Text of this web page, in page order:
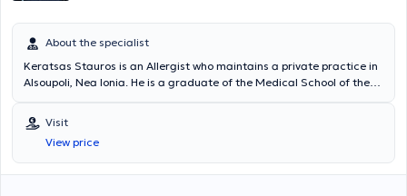
About the specialist
Keratsas Stauros is an Allergist who maintains a private practice in
Alsoupoli, Nea Ionia. He is a graduate of the Medical School of the
specialty training at the General Hospital of Athens "Laiko".
Currently, at his private practice, he offers a wide range of
specialized services that fully meet the patients' needs and ensure
their safety. Additionally, since 2012, he has been a Scientific
Visit
View price